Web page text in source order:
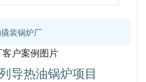
装锅炉厂
导热油锅炉项目